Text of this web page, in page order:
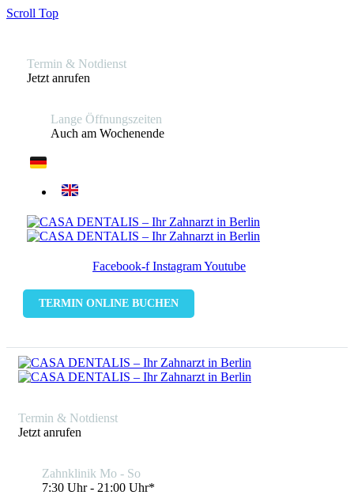
Scroll Top
Termin & Notdienst
Jetzt anrufen
Lange Öffnungszeiten
Auch am Wochenende
Facebook-f InstagramYoutube
TERMIN ONLINE BUCHEN
Termin & Notdienst
Jetzt anrufen
Zahnklinik Mo - So
7:30 Uhr - 21:00 Uhr*